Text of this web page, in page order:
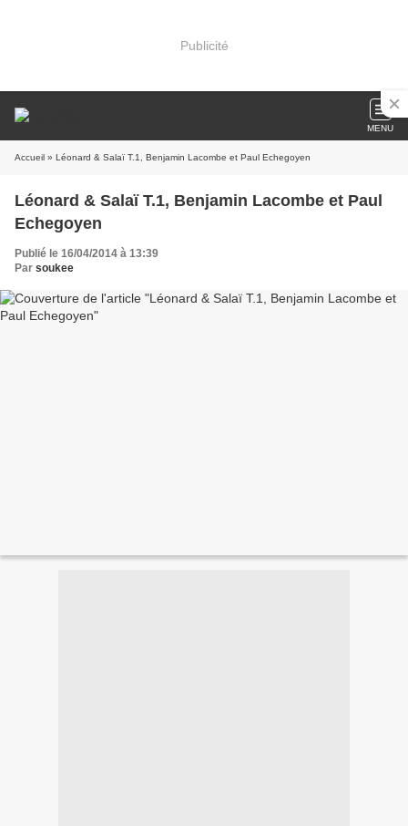
Publicité
MENU
Accueil » Léonard & Salaï T.1, Benjamin Lacombe et Paul Echegoyen
Léonard & Salaï T.1, Benjamin Lacombe et Paul
Echegoyen
Publié le 16/04/2014 à 13:39
Par soukee